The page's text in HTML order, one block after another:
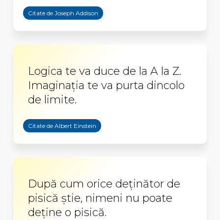
Citate de Joseph Addison
Logica te va duce de la A la Z.
Imaginația te va purta dincolo
de limite.
Citate de Albert Einstein
După cum orice deținător de
pisică știe, nimeni nu poate
deține o pisică.